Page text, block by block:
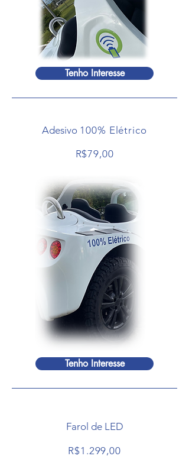
Tenho Interesse
Adesivo 100% Elétrico
R$79,00
Tenho Interesse
Farol de LED
R$1.299,00